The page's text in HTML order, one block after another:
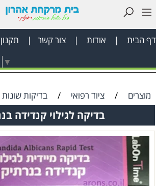
דף הבית | אודות | צור קשר | תקנון
▼
דף
הפה
והשיניים
לאישה
ציוד
מוצרים / ציוד רפואי / בדיקות שונות
בדיקה לגילוי קנדידה